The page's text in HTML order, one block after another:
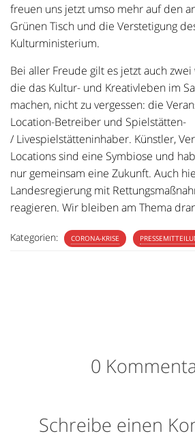
freuen uns jetzt umso mehr auf den
Grünen Tisch und die Verstetigung
Kulturministerium.
Bei aller Freude gilt es jetzt auch
die das Kultur- und Kreativleben im
machen, nicht zu vergessen: die
Location-Betreiber und Spielstätten-
/ Livespielstätteninhaber. Künstler,
Locations sind eine Symbiose und
nur gemeinsam eine Zukunft. Auch
Landesregierung mit
reagieren. Wir bleiben am Thema
Kategorien: CORONA-KRISE
0
Schreibe einen